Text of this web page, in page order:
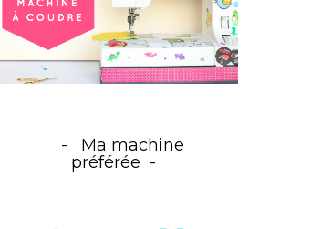
Ma machine
préférée